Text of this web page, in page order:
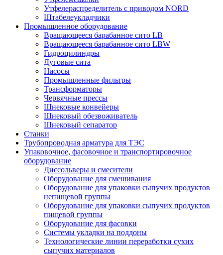
Утфелераспределитель с приводом NORD
Штабелеукладчики
Промышленное оборудование
Вращающееся барабанное сито LB
Вращающееся барабанное сито LBW
Гидроцилиндры
Дуговые сита
Насосы
Промышленные фильтры
Трансформаторы
Червячные прессы
Шнековые конвейеры
Шнековый обезвоживатель
Шнековый сепаратор
Станки
Трубопроводная арматура для ТЭС
Упаковочное, фасовочное и транспортировочное
оборудование
Диссольверы и смесители
Оборудование для смешивания
Оборудование для упаковки сыпучих продуктов
непищевой группы
Оборудование для упаковки сыпучих продуктов
пищевой группы
Оборудование для фасовки
Системы укладки на поддоны
Технологические линии переработки сухих
сыпучих материалов